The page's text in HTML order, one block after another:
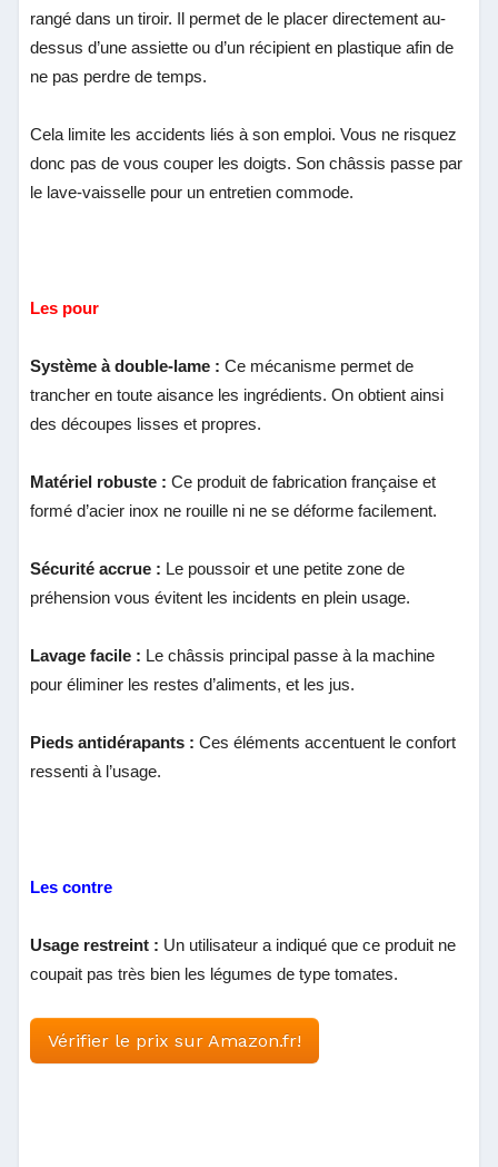
rangé dans un tiroir. Il permet de le placer directement au-
dessus d’une assiette ou d’un récipient en plastique afin de
ne pas perdre de temps.
Cela limite les accidents liés à son emploi. Vous ne risquez
donc pas de vous couper les doigts. Son châssis passe par
le lave-vaisselle pour un entretien commode.
Les pour
Système à double-lame :Ce mécanisme permet de
trancher en toute aisance les ingrédients. On obtient ainsi
des découpes lisses et propres.
Matériel robuste :Ce produit de fabrication française et
formé d’acier inox ne rouille ni ne se déforme facilement.
Sécurité accrue : Le poussoir et une petite zone de
préhension vous évitent les incidents en plein usage.
Lavage facile : Le châssis principal passe à la machine
pour éliminer les restes d’aliments, et les jus.
Pieds antidérapants :Ces éléments accentuent le confort
ressenti à l’usage.
Les contre
Usage restreint : Un utilisateur a indiqué que ce produit ne
coupait pas très bien les légumes de type tomates.
Vérifier le prix sur Amazon.fr!